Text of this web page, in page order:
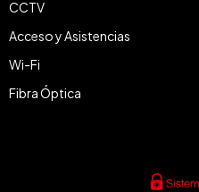
CCTV
Acceso y Asistencias
Wi-Fi
Fibra Óptica